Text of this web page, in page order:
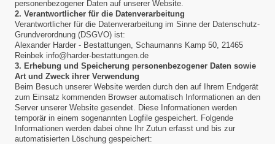
personenbezogener Daten auf unserer Website.
2. Verantwortlicher für die Datenverarbeitung
Verantwortlicher für die Datenverarbeitung im Sinne der Datenschutz-
Grundverordnung (DSGVO) ist:
Alexander Harder - Bestattungen, Schaumanns Kamp 50, 21465
Reinbek info@harder-bestattungen.de
3. Erhebung und Speicherung personenbezogener Daten sowie
Art und Zweck ihrer Verwendung
Beim Besuch unserer Website werden durch den auf Ihrem Endgerät
zum Einsatz kommenden Browser automatisch Informationen an den
Server unserer Website gesendet. Diese Informationen werden
temporär in einem sogenannten Logfile gespeichert. Folgende
Informationen werden dabei ohne Ihr Zutun erfasst und bis zur
automatisierten Löschung gespeichert: